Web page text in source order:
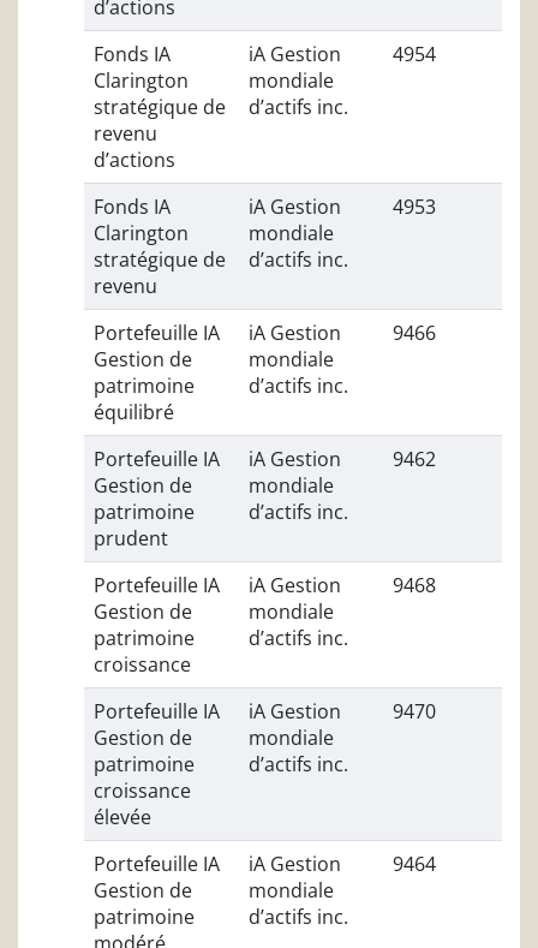
d’actions
Fonds IA
Clarington
stratégique de
revenu
d’actions
iA Gestion
mondiale
d’actifs inc.
4954
Fonds IA
Clarington
stratégique de
revenu
iA Gestion
mondiale
d’actifs inc.
4953
Portefeuille IA
Gestion de
patrimoine
équilibré
iA Gestion
mondiale
d’actifs inc.
9466
Portefeuille IA
Gestion de
patrimoine
prudent
iA Gestion
mondiale
d’actifs inc.
9462
Portefeuille IA
Gestion de
patrimoine
croissance
iA Gestion
mondiale
d’actifs inc.
9468
Portefeuille IA
Gestion de
patrimoine
croissance
élevée
iA Gestion
mondiale
d’actifs inc.
9470
Portefeuille IA
Gestion de
patrimoine
modéré
iA Gestion
mondiale
d’actifs inc.
9464